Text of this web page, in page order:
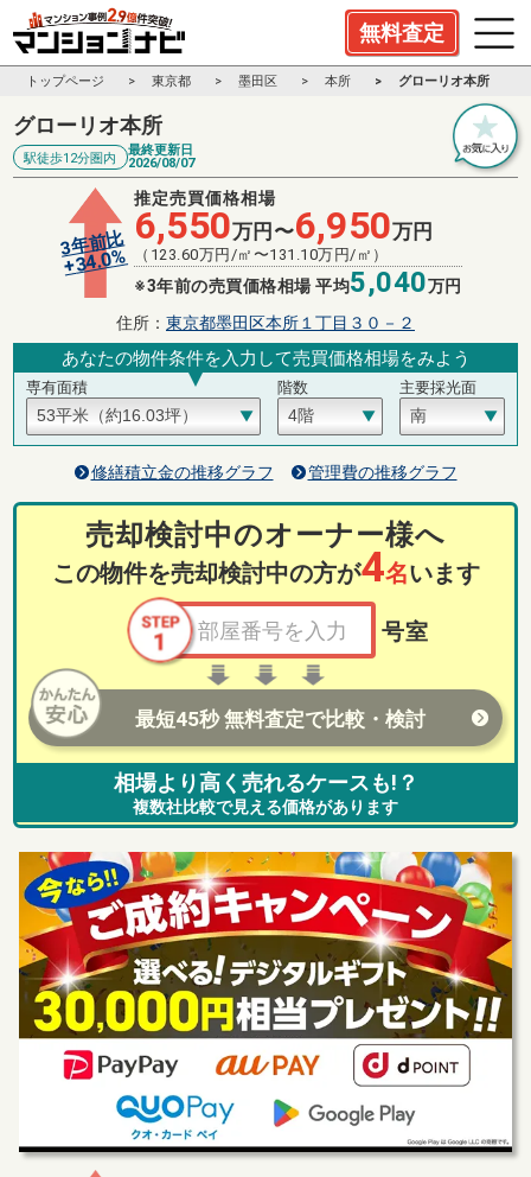
無料査定
トップページ 東京都 墨田区 本所 グローリオ本所
グローリオ本所
駅徒歩12分圏内
最終更新日
2026/08/07
3年前比
+34.0%
推定売買価格相場
6,550万円〜6,950万円
（ 123.60万円/㎡〜131.10万円/㎡）
※3年前の売買価格相場 平均5,040万円
住所： 東京都墨田区本所１丁目３０－２
あなたの物件条件を入力して売買価格相場をみよう
専有面積 階数 主要採光面
修繕積立金の推移グラフ 管理費の推移グラフ
売却検討中のオーナー様へ
この物件を売却検討中の方が4名います
号室
最短45秒 無料査定で比較・検討
相場より高く売れるケースも!？
複数社比較で見える価格があります